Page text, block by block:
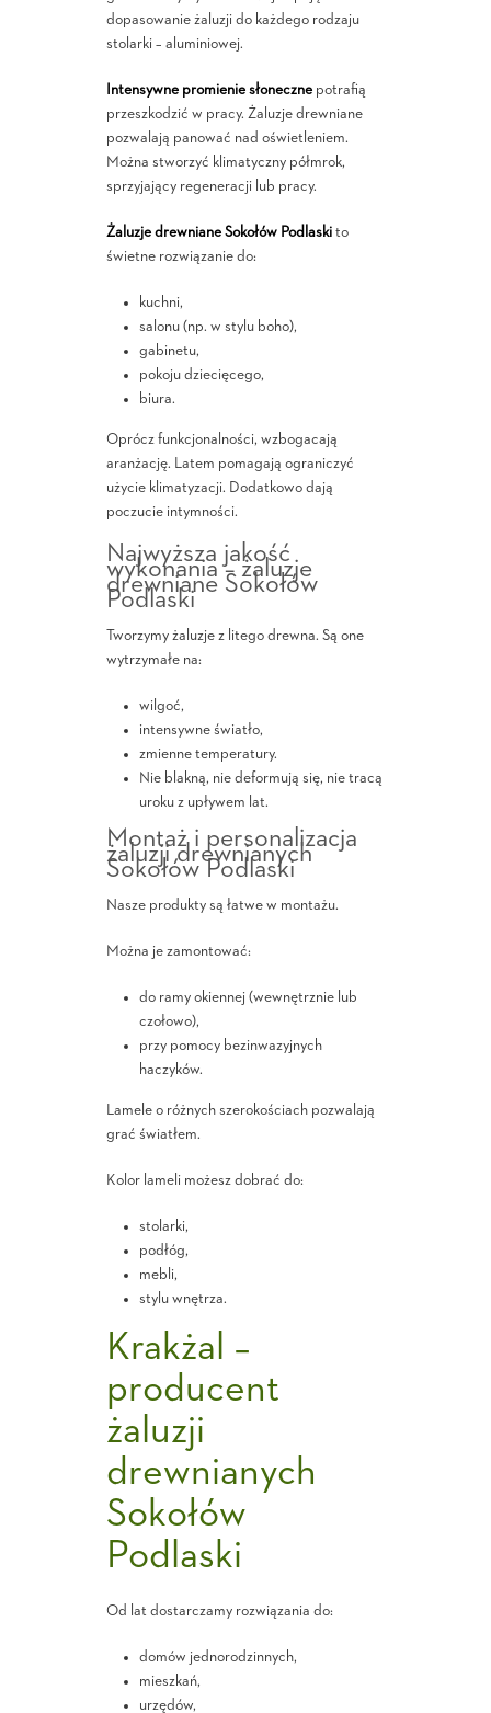
dopasowanie żaluzji do każdego rodzaju
stolarki – aluminiowej.
Intensywne promienie słonecznepotrafią
przeszkodzić w pracy. Żaluzje drewniane
pozwalają panować nad oświetleniem.
Można stworzyć klimatyczny półmrok,
sprzyjający regeneracji lub pracy.
Żaluzje drewniane Sokołów Podlaskito
świetne rozwiązanie do:
kuchni,
salonu (np. w stylu boho),
gabinetu,
pokoju dziecięcego,
biura.
Oprócz funkcjonalności, wzbogacają
aranżację. Latem pomagają ograniczyć
użycie klimatyzacji. Dodatkowo dają
poczucie intymności.
Najwyższa jakość
wykonania – żaluzje
drewniane Sokołów
Podlaski
Tworzymy żaluzje z litego drewna. Są one
wytrzymałe na:
wilgoć,
intensywne światło,
zmienne temperatury.
Nie blakną, nie deformują się, nie tracą
uroku z upływem lat.
Montaż i personalizacja
żaluzji drewnianych
Sokołów Podlaski
Nasze produkty są łatwe w montażu.
Można je zamontować:
do ramy okiennej (wewnętrznie lub
czołowo),
przy pomocy bezinwazyjnych
haczyków.
Lamele o różnych szerokościach pozwalają
grać światłem.
Kolor lameli możesz dobrać do:
stolarki,
podłóg,
mebli,
stylu wnętrza.
Krakżal –
producent
żaluzji
drewnianych
Sokołów
Podlaski
Od lat dostarczamy rozwiązania do:
domów jednorodzinnych,
mieszkań,
urzędów,